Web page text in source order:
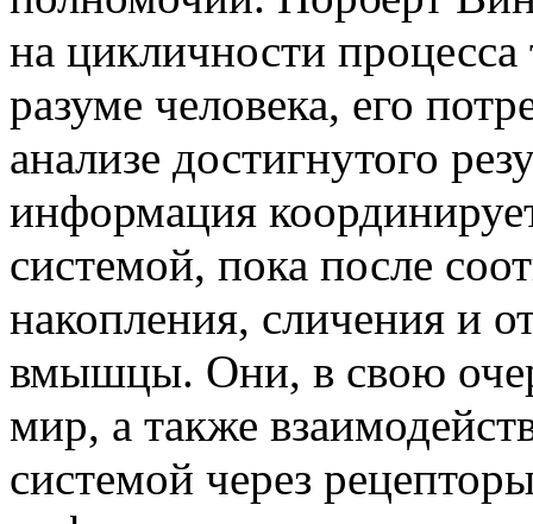
на цикличности
разуме человека, его
анализе достигнутого
информация
системой, пока после
накопления, сличения и
вмышцы. Они, в свою
мир, а также
системой через